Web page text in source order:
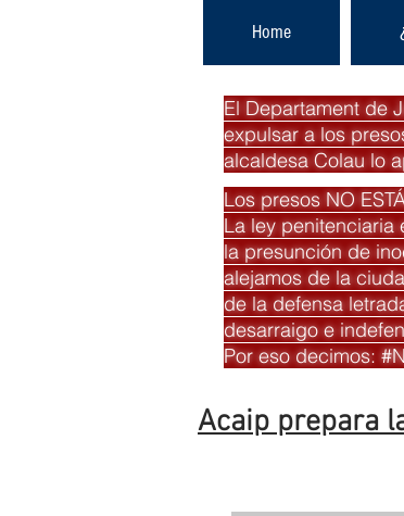
Home
El Departament de
expulsar a los
alcaldesa Colau lo
Los presos NO
La ley penitenciaria
la presunción de
alejamos de la
de la defensa
desarraigo e
Por eso decimos:
Acaip prepara